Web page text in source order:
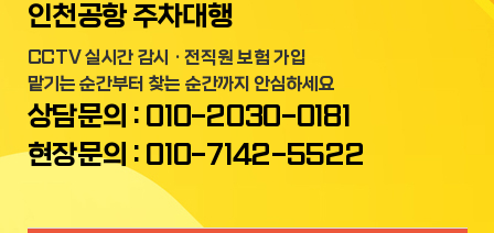
온라인예약
주차장시설
고객지원
상담문의 : 010-2030-0181
현장문의 : 010-7142-5522
인천공항 주차대행
CCTV 실시간 감시 · 전직원 보험 가입
맡기는 순간부터 찾는 순간까지 안심하세요